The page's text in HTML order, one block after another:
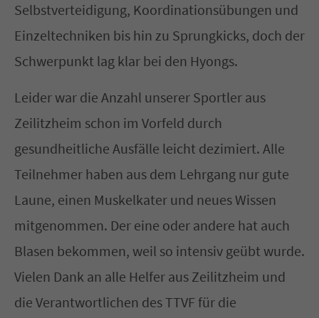
ridiculus mus. Donec quam felis, ultricies nec.
Selbstverteidigung, Koordinationsübungen und
Einzeltechniken bis hin zu Sprungkicks, doch der
Schwerpunkt lag klar bei den Hyongs.
Leider war die Anzahl unserer Sportler aus
Zeilitzheim schon im Vorfeld durch
gesundheitliche Ausfälle leicht dezimiert. Alle
Teilnehmer haben aus dem Lehrgang nur gute
Laune, einen Muskelkater und neues Wissen
mitgenommen. Der eine oder andere hat auch
Blasen bekommen, weil so intensiv geübt wurde.
Vielen Dank an alle Helfer aus Zeilitzheim und
die Verantwortlichen des TTVF für die